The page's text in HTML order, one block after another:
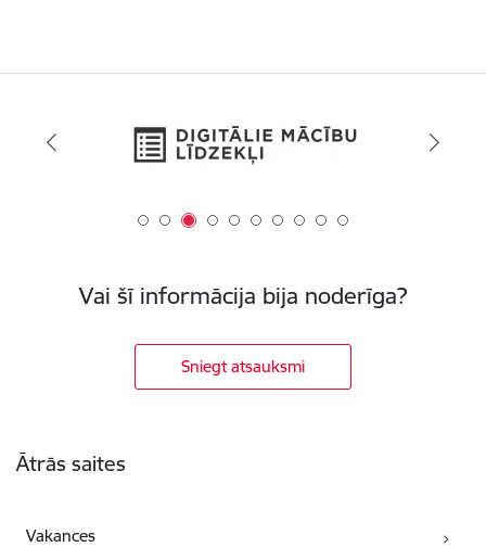
Vai šī informācija bija noderīga?
Sniegt atsauksmi
Ātrās saites
Vakances